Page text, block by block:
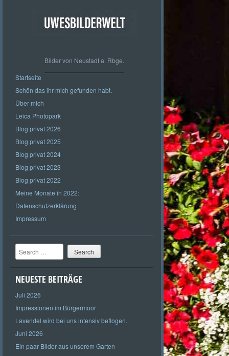
Bilder von Neustadt a. Rbge.
Startseite
Schön das ihr mich gefunden habt.
Über mich
Leica Photopark
Blog privat 2026
Blog privat 2025
Blog privat 2024
Blog privat 2023
Blog privat 2022
Meine Monate in 2022:
Datenschutzerklärung
Impressum
Search
NEUESTE BEITRÄGE
Juli 2026
Impressionen im Bürgermoor
Lavendel wird bei uns intensiv beflogen.
Juni 2026
Ein paar Bilder aus unserem Garten